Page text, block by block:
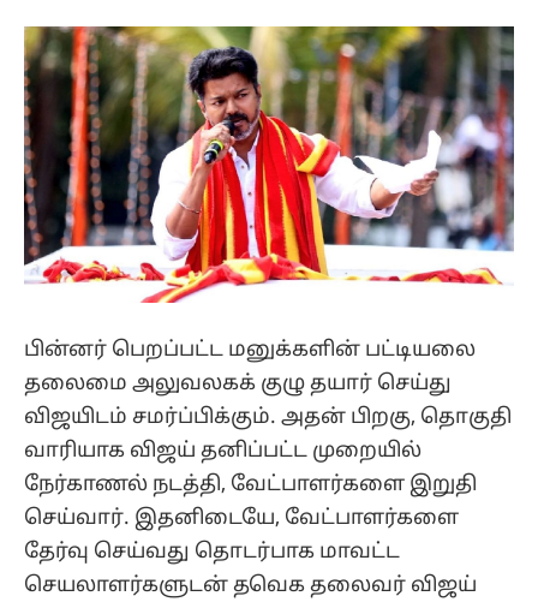
பின்னர் பெறப்பட்ட மனுக்களின் பட்டியலை
தலைமை அலுவலகக் குழு தயார் செய்து
விஜயிடம் சமர்ப்பிக்கும். அதன் பிறகு, தொகுதி
வாரியாக விஜய் தனிப்பட்ட முறையில்
நேர்காணல் நடத்தி, வேட்பாளர்களை இறுதி
செய்வார். இதனிடையே, வேட்பாளர்களை
தேர்வு செய்வது தொடர்பாக மாவட்ட
செயலாளர்களுடன் தவெக தலைவர் விஜய்